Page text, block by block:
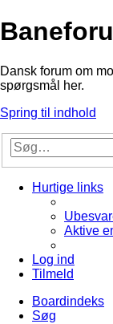
Dansk forum om
spørgsmål her.
Spring til indhold
Hurtige links
Aktive
Log ind
Tilmeld
Boardindeks
Søg